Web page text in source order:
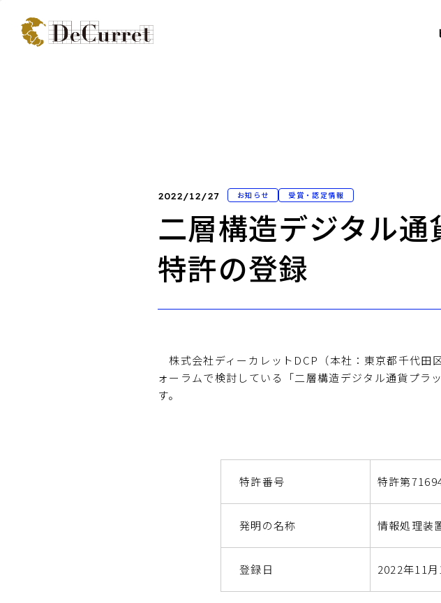
2022/12/27 お知らせ 受賞・認定情報
二層構造デジタル
特許の登録
株式会社ディーカレットDCP（本社：東京都千代田
ォーラムで検討している「二層構造デジタル通貨プラ
す。
特許番号 特許第
発明の名称 情報処理装
登録日 2022年11月